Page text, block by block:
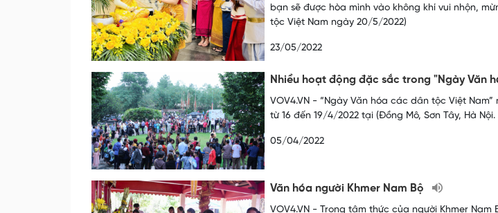
bạn sẽ được hòa mình vào không khí vui nhộn,
tộc Việt Nam ngày 20/5/2022)
23/05/2022
Nhiều hoạt động đặc sắc trong "Ngày Văn
VOV4.VN - “Ngày Văn hóa các dân tộc Việt
từ 16 đến 19/4/2022 tại (Đồng Mô, Sơn Tây, Hà Nội.
05/04/2022
Văn hóa người Khmer Nam Bộ
VOV4.VN - Trong tâm thức của người Khmer